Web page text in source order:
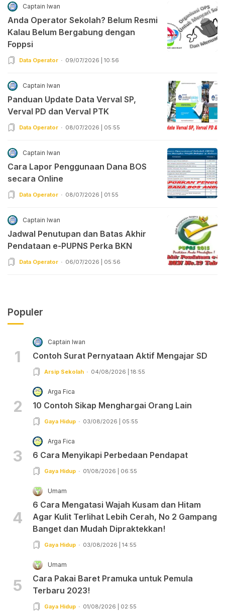
Captain Iwan
Anda Operator Sekolah? Belum Resmi
Kalau Belum Bergabung dengan
Foppsi
Data Operator 09/07/2026 | 10:56
Captain Iwan
Panduan Update Data Verval SP,
Verval PD dan Verval PTK
Data Operator 08/07/2026 | 05:55
Captain Iwan
Cara Lapor Penggunaan Dana BOS
secara Online
Data Operator 08/07/2026 | 01:55
Captain Iwan
Jadwal Penutupan dan Batas Akhir
Pendataan e-PUPNS Perka BKN
Data Operator 06/07/2026 | 05:56
Populer
1
Captain Iwan
Contoh Surat Pernyataan Aktif Mengajar SD
Arsip Sekolah 04/08/2026 | 18:55
2
Arga Fica
10 Contoh Sikap Menghargai Orang Lain
Gaya Hidup 03/08/2026 | 05:55
3
Arga Fica
6 Cara Menyikapi Perbedaan Pendapat
Gaya Hidup 01/08/2026 | 06:55
4
Umam
6 Cara Mengatasi Wajah Kusam dan Hitam
Agar Kulit Terlihat Lebih Cerah, No 2 Gampang
Banget dan Mudah Dipraktekkan!
Gaya Hidup 03/08/2026 | 14:55
5
Umam
Cara Pakai Baret Pramuka untuk Pemula
Terbaru 2023!
Gaya Hidup 01/08/2026 | 02:55